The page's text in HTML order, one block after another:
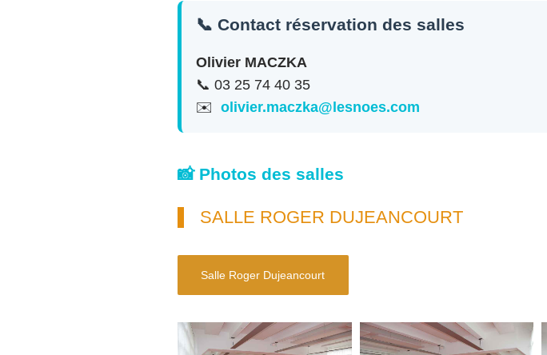
📞 Contact réservation des salles
Olivier MACZKA
📞 03 25 74 40 35
✉️ olivier.maczka@lesnoes.com
📸 Photos des salles
SALLE ROGER DUJEANCOURT
Salle Roger Dujeancourt